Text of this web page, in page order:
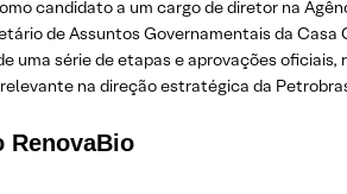
candidato a um cargo de diretor na
de Assuntos Governamentais da
uma série de etapas e aprovações
na direção estratégica da
RenovaBio